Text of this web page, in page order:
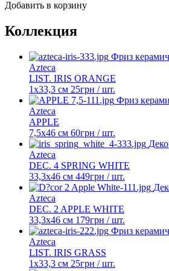
Добавить в корзину
Коллекция
Фриз
Azteca
LIST. IRIS ORANGE
1x33,3 см 25грн / шт.
Фриз
Azteca
APPLE
7,5x46 cм 60грн / шт.
Azteca
DEC. 4 SPRING WHITE
33,3x46 см 449грн / шт.
Azteca
DEC. 2 APPLE WHITE
33,3x46 см 179грн / шт.
Фриз
Azteca
LIST. IRIS GRASS
1x33,3 см 25грн / шт.